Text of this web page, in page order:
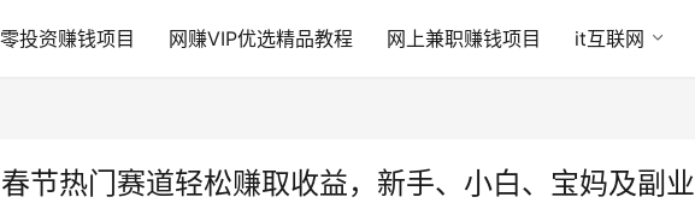
零投资赚钱项目 网赚VIP优选精品教程 网上兼职赚钱项目 it互联网
节热门赛道轻松赚取收益，新手、小白、宝妈及副业